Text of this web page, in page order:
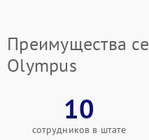
Преимущества
Olympus
10
сотрудников в штате